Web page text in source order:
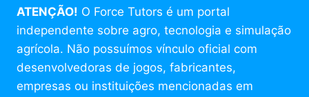
ATENÇÃO! O Force Tutors é um portal
independente sobre agro, tecnologia e simulação
agrícola. Não possuímos vínculo oficial com
desenvolvedoras de jogos, fabricantes,
empresas ou instituições mencionadas em